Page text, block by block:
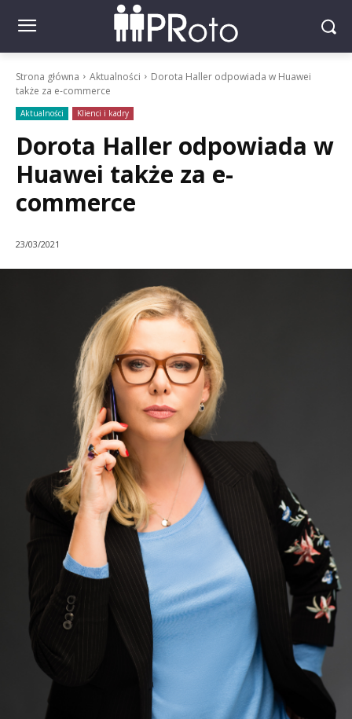
Strona główna Aktualności
Dorota Haller odpowiada w Huawei
także za e-commerce
Aktualności Klienci i kadry
Dorota Haller odpowiada w
Huawei także za e-
commerce
23/03/2021